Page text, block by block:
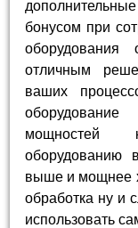
бонусом при
отличным
ваших
мощностей
оборудованию
выше и мощнее
обработка ну и
использовать